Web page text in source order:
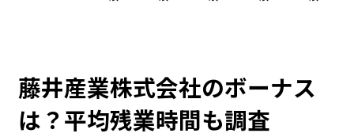
藤井産業株式会社のボーナス
は？平均残業時間も調査